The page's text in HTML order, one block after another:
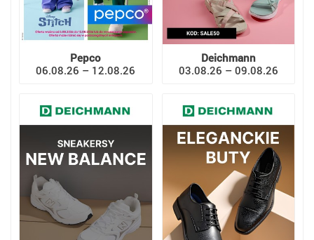
Pepco
06.08.26 – 12.08.26
Deichmann
03.08.26 – 09.08.26